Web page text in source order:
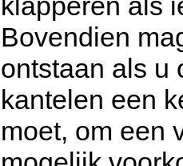
Bovendien
ontstaan als u
kantelen een
moet, om een